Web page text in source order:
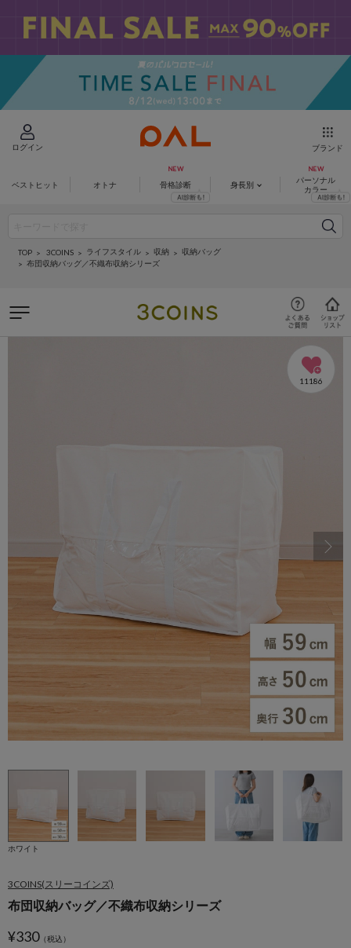
ログイン ブランド
ベストヒット オトナ 骨格診断 身長別
パーソナル
カラー
TOP 3COINS ライフスタイル 収納
収納バッグ
布団収納バッグ／不織布収納シリーズ
11186
ホワイト
3COINS(スリーコインズ)
布団収納バッグ／不織布収納シリーズ
¥330（税込）